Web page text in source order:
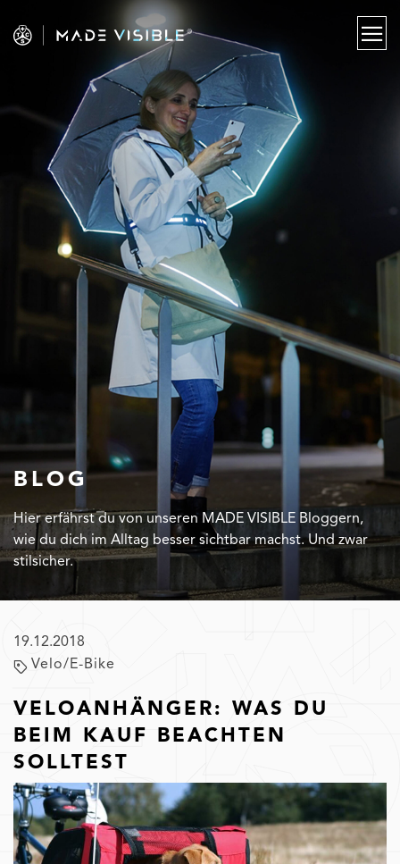
BLOG
Hier erfährst du von unseren MADE VISIBLE Bloggern,
wie du dich im Alltag besser sichtbar machst. Und zwar
stilsicher.
19.12.2018
Velo/E-Bike
VELOANHÄNGER: WAS DU
BEIM KAUF BEACHTEN
SOLLTEST